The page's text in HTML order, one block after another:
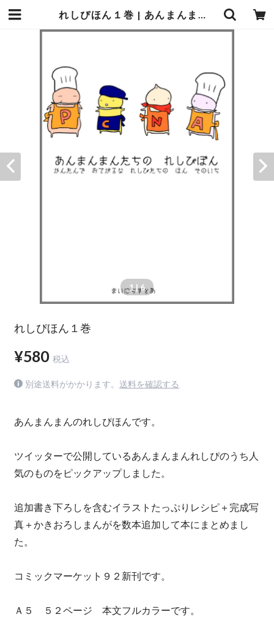
れしぴほん１巻 | あんまんまんしょっぷ
1| 6
れしぴほん１巻
¥580 税込
別途送料がかかります。 送料を確認する
あんまんまんのれしぴほんです。
ツイッターで公開しているあんまんまんれしぴのうち人
気のものをピックアップしました。
追加書き下ろしを含むイラストたっぷりレシピ＋完成写
真＋かきおろしまんがを数本追加して本にまとめまし
た。
コミックマーケット９２新刊です。
Ａ５ ５２ページ 本文フルカラーです。